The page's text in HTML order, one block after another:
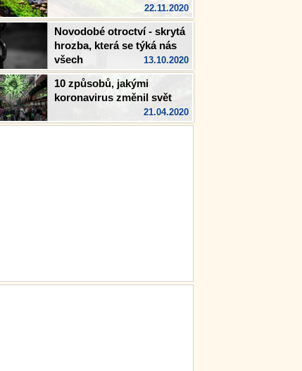
22.11.2020
Novodobé otroctví - skrytá
hrozba, která se týká nás
všech
13.10.2020
10 způsobů, jakými
koronavirus změnil svět
21.04.2020